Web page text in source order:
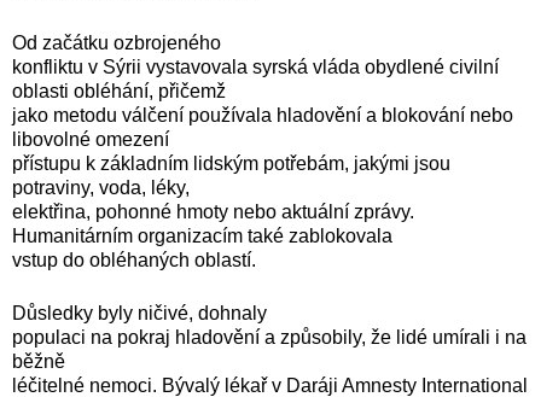
Od začátku ozbrojeného
konfliktu v Sýrii vystavovala syrská vláda obydlené civilní
oblasti obléhání, přičemž
jako metodu válčení používala hladovění a blokování nebo
libovolné omezení
přístupu k základním lidským potřebám, jakými jsou
potraviny, voda, léky,
elektřina, pohonné hmoty nebo aktuální zprávy.
Humanitárním organizacím také zablokovala
vstup do obléhaných oblastí.
Důsledky byly ničivé, dohnaly
populaci na pokraj hladovění a způsobily, že lidé umírali i na
běžně
léčitelné nemoci. Bývalý lékař v Daráji Amnesty International